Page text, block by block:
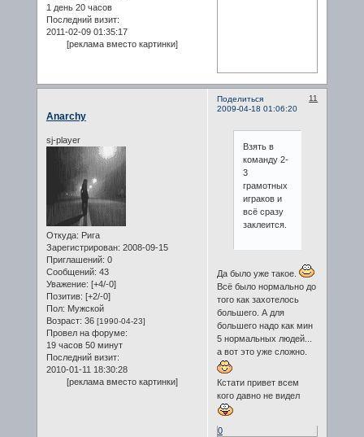
1 день 20 часов
Последний визит:
2011-02-09 01:35:17
[реклама вместо картинки]
Поделиться
11
2009-04-18 01:06:20
Anarchy
sj-player
Откуда: Рига
Зарегистрирован: 2008-09-15
Приглашений: 0
Сообщений: 43
Уважение: [+4/-0]
Позитив: [+2/-0]
Пол: Мужской
Возраст: 36 [1990-04-23]
Провел на форуме:
19 часов 50 минут
Последний визит:
2010-01-11 18:30:28
[реклама вместо картинки]
Взять в
команду 2-
3
грамотных
играков и
всё сразу
заклеится.
Да было уже такое.
Всё было нормально до
того как захотелось
большего. А для
большего надо как мин
5 нормальных людей...
а вот это уже сложно.
Кстати привет всем
кого давно не видел
0